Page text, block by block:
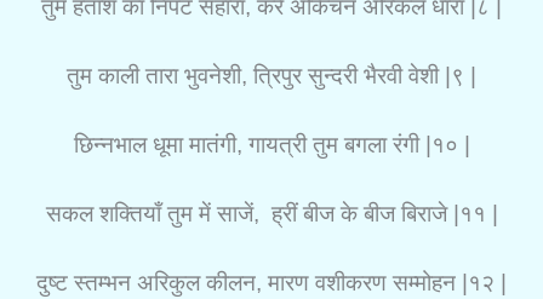
तुम हताश का निपट सहारा, करे अकिंचन अरिकल धारा |८ |
तुम काली तारा भुवनेशी, त्रिपुर सुन्दरी भैरवी वेशी |९ |
छिन्नभाल धूमा मातंगी, गायत्री तुम बगला रंगी |१० |
सकल शक्तियाँ तुम में साजें, ह्रीं बीज के बीज बिराजे |११ |
दुष्ट स्तम्भन अरिकुल कीलन, मारण वशीकरण सम्मोहन |१२ |